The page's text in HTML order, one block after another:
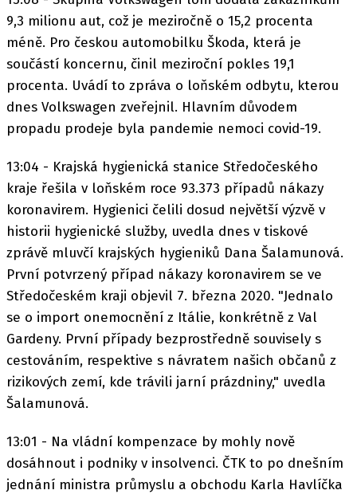
9,3 milionu aut, což je meziročně o 15,2 procenta
méně. Pro českou automobilku Škoda, která je
součástí koncernu, činil meziroční pokles 19,1
procenta. Uvádí to zpráva o loňském odbytu, kterou
dnes Volkswagen zveřejnil. Hlavním důvodem
propadu prodeje byla pandemie nemoci covid-19.
13:04 - Krajská hygienická stanice Středočeského
kraje řešila v loňském roce 93.373 případů nákazy
koronavirem. Hygienici čelili dosud největší výzvě v
historii hygienické služby, uvedla dnes v tiskové
zprávě mluvčí krajských hygieniků Dana Šalamunová.
První potvrzený případ nákazy koronavirem se ve
Středočeském kraji objevil 7. března 2020. "Jednalo
se o import onemocnění z Itálie, konkrétně z Val
Gardeny. První případy bezprostředně souvisely s
cestováním, respektive s návratem našich občanů z
rizikových zemí, kde trávili jarní prázdniny," uvedla
Šalamunová.
13:01 - Na vládní kompenzace by mohly nově
dosáhnout i podniky v insolvenci. ČTK to po dnešním
jednání ministra průmyslu a obchodu Karla Havlíčka